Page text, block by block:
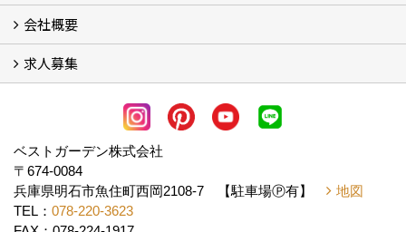
よくある質問
会社概要
会社概要
アクセス
スタッフ紹介
スタッフブログ
LINE公式アカウント
求人募集
協力業者様・求人募集 (2)
ベストガーデン株式会社
〒674-0084
兵庫県明石市魚住町西岡2108-7 【駐車場Ⓟ有】
地図
TEL： 078-220-3623